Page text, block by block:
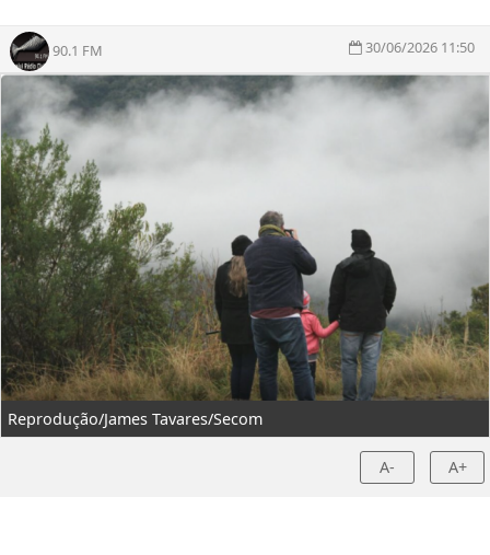
90.1 FM 30/06/2026 11:50
Reprodução/James Tavares/Secom
A- A+